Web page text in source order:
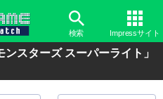
検索 Impressサイト
スターズ スーパーライト」